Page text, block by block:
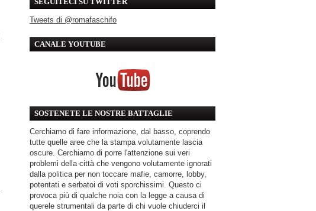
SEGUITECI SU TWITTER
Tweets di @romafaschifo
CANALE YOUTUBE
SOSTENETE LE NOSTRE BATTAGLIE
Cerchiamo di fare informazione, dal basso, coprendo
tutte quelle aree che la stampa volutamente lascia
oscure. Cerchiamo di porre l'attenzione sui veri
problemi della città che vengono volutamente ignorati
dalla politica per non toccare mafie, camorre, lobby,
potentati e serbatoi di voti sporchissimi. Questo ci
provoca più di qualche noia con la legge a causa di
querele strumentali da parte di chi vuole chiuderci il